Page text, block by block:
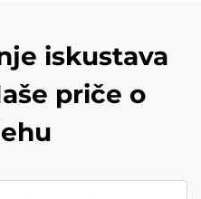
iskustava
priče o